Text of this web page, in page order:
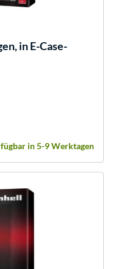
in E-Case-
in 5-9 Werktagen